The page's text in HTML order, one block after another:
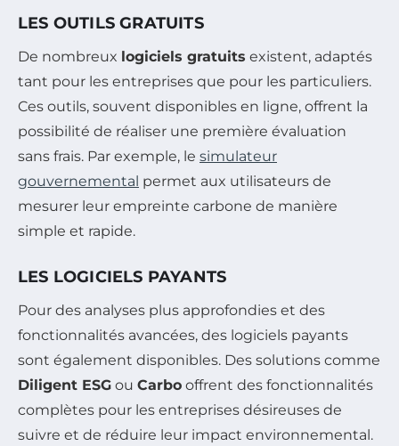
LES OUTILS GRATUITS
De nombreux logiciels gratuits existent, adaptés
tant pour les entreprises que pour les particuliers.
Ces outils, souvent disponibles en ligne, offrent la
possibilité de réaliser une première évaluation
sans frais. Par exemple, le simulateur
gouvernemental permet aux utilisateurs de
mesurer leur empreinte carbone de manière
simple et rapide.
LES LOGICIELS PAYANTS
Pour des analyses plus approfondies et des
fonctionnalités avancées, des logiciels payants
sont également disponibles. Des solutions comme
Diligent ESG ou Carbo offrent des fonctionnalités
complètes pour les entreprises désireuses de
suivre et de réduire leur impact environnemental.